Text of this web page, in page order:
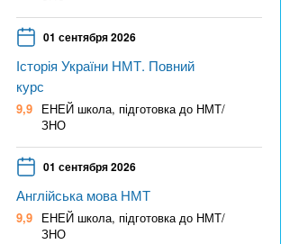
01 сентября 2026
Історія України НМТ. Повний
курс
9,9 ЕНЕЙ школа, підготовка до НМТ/
ЗНО
01 сентября 2026
Англійська мова НМТ
9,9 ЕНЕЙ школа, підготовка до НМТ/
ЗНО